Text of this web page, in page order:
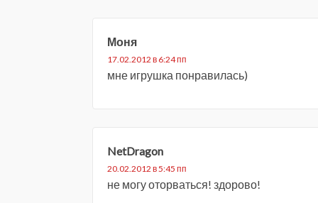
Моня
17.02.2012 в 6:24 пп
мне игрушка понравилась)
NetDragon
20.02.2012 в 5:45 пп
не могу оторваться! здорово!